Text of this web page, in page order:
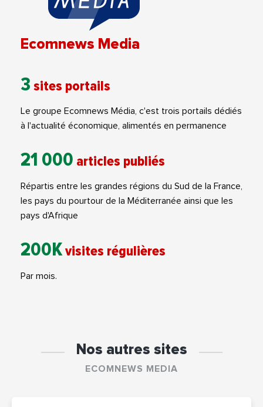
Ecomnews Media
3 sites portails
Le groupe Ecomnews Média, c'est trois portails dédiés
à l'actualité économique, alimentés en permanence
21 000 articles publiés
Répartis entre les grandes régions du Sud de la France,
les pays du pourtour de la Méditerranée ainsi que les
pays d'Afrique
200Kvisites régulières
Par mois.
Nos autres sites
ECOMNEWS MEDIA